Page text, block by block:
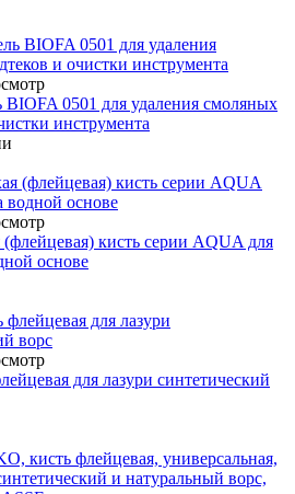
BIOFA 0501 для удаления смоляных
инструмента
(флейцевая) кисть серии AQUA для
основе
для лазури синтетический